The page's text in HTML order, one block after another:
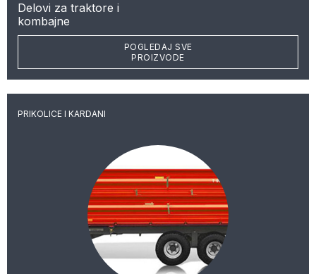
Delovi za traktore i
kombajne
POGLEDAJ SVE
PROIZVODE
PRIKOLICE I KARDANI